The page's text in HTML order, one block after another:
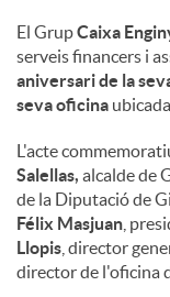
El GrupCaixa
serveis financers i
aniversari de la
seva oficina
L'acte
Salellas, alcalde de
de la Diputació de
Félix Masjuan ,
Llopis , director
director de l'oficina